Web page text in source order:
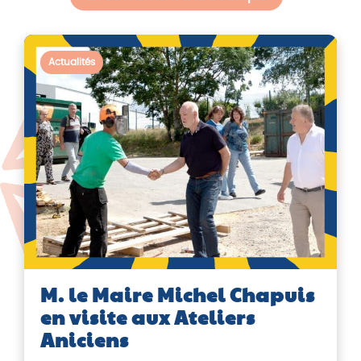
Actualités
M. le Maire Michel Chapuis
en visite aux Ateliers
Aniciens